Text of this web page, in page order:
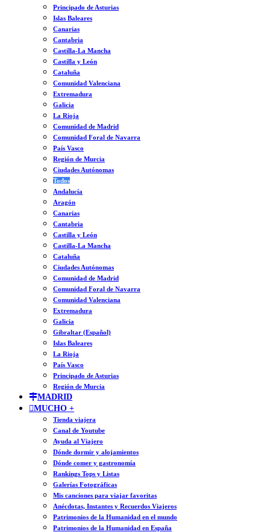
Principado de Asturias
Islas Baleares
Canarias
Cantabria
Castilla-La Mancha
Castilla y León
Cataluña
Comunidad Valenciana
Extremadura
Galicia
La Rioja
Comunidad de Madrid
Comunidad Foral de Navarra
País Vasco
Región de Murcia
Ciudades Autónomas
Todos
Andalucía
Aragón
Canarias
Cantabria
Castilla y León
Castilla-La Mancha
Cataluña
Ciudades Autónomas
Comunidad de Madrid
Comunidad Foral de Navarra
Comunidad Valenciana
Extremadura
Galicia
Gibraltar (Español)
Islas Baleares
La Rioja
País Vasco
Principado de Asturias
Región de Murcia
MADRID
MUCHO +
Tienda viajera
Canal de Youtube
Ayuda al Viajero
Dónde dormir y alojamientos
Dónde comer y gastronomía
Rankings Tops y Listas
Galerías Fotográficas
Mis canciones para viajar favoritas
Anécdotas, Instantes y Recuerdos Viajeros
Patrimonios de la Humanidad en el mundo
Patrimonios de la Humanidad en España